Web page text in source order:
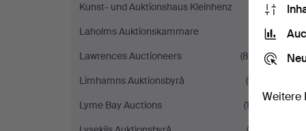
Kunst- und Auktionshaus Kleinhenz
Laholms Auktionskammare
Lawrences Auctioneers
(85)
Limhamns Auktionsbyrå
(11)
Lyme Bay Auctions
(13)
Weitere